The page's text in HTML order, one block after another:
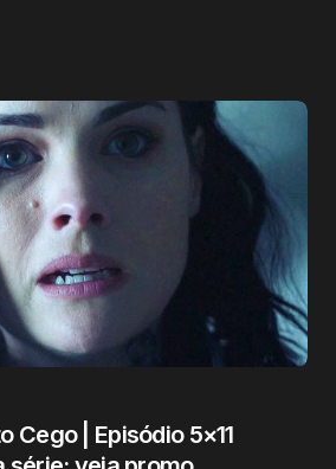
Cego | Episódio 5×11